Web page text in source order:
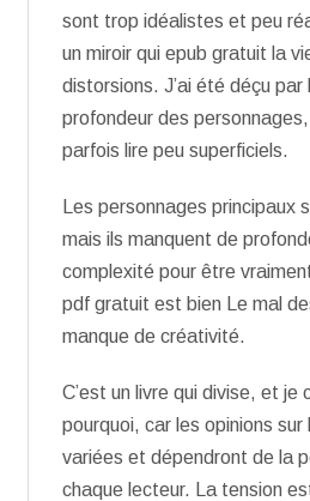
sont trop idéalistes et peu
un miroir qui epub gratuit la
distorsions. J’ai été déçu par
profondeur des
parfois lire peu superficiels.
Les personnages principaux
mais ils manquent de
complexité pour être
pdf gratuit est bien Le mal
manque de créativité.
C’est un livre qui divise, et je
pourquoi, car les opinions sur
variées et dépendront de la
chaque lecteur. La tension